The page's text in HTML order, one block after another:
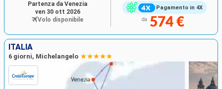
Pagamento in 4X
da 574 €
Partenza da Venezia
ven 30 ott 2026
Volo disponibile
ITALIA
6 giorni, Michelangelo